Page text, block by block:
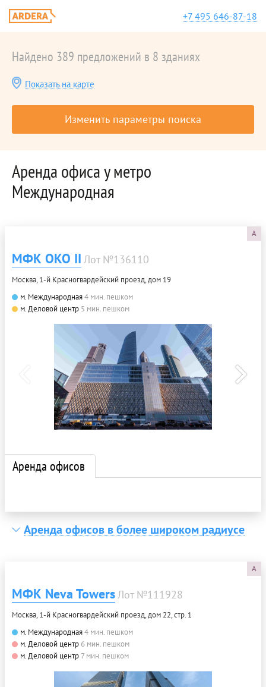
+7 495 646-87-18
Найдено 389 предложений в 8 зданиях
Показать на карте
Изменить параметры поиска
Аренда офиса у метро
Международная
A
МФК ОКО II Лот №136110
Москва, 1-й Красногвардейский проезд, дом 19
м. Международная4 мин. пешком
м. Деловой центр 5 мин. пешком
Аренда офисов
Аренда офисов в более широком радиусе
A
МФК Neva TowersЛот №111928
Москва, 1-й Красногвардейский проезд, дом 22, стр. 1
м. Международная4 мин. пешком
м. Деловой центр 6 мин. пешком
м. Деловой центр 7 мин. пешком